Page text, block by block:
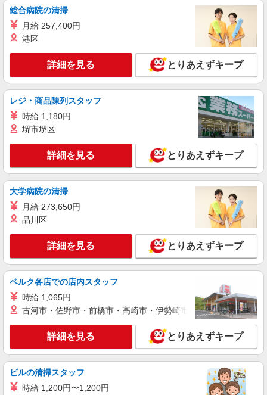
株式会社日本パーソナルビジネス 首都圏支社（T11_104）
≪携帯販売｜家電量販店のauコーナー≫
時給1700円〜1800円 ◆交通費規定支給◆直雇
神奈川県厚木市林
キープ 詳細を見る
派遣社員
株式会社日本パーソナルビジネス 首都圏支社（T11_606）
≪携帯販売｜家電量販店のソフトバンクコーナ
ー≫
時給1500円 ◆交通費規定支給
神奈川県厚木市
キープ 詳細を見る
正社員
株式会社ケーズホールディングス
接客スタッフ(総合職)
大卒：基本給 260,000円 短大・専門卒：基本
給 240,000円 高卒：基本給 225,000円 ※上記
は2026年4月実績。 ※経験・年齢などを考慮し、
加給・優遇いたします。 ・各種手当 役職、通勤、
時間外、家族、目標達成、資格 等
店舗名：厚木店 住所：神奈川県厚木市田村町1
番26号 ※入社時の人員状況により、近隣の他店舗
へ配属される可能性がございます。 ※入社数年後
は、関東全域（茨城県、東京都、千葉県、埼玉
県、神奈川県、栃木県、群馬県）及び山梨県内で
の転居を伴う転勤があります。
キープ 詳細を見る
派遣社員
株式会社日本パーソナルビジネス 首都圏支社（T11_1352）
≪携帯販売｜家電量販店のソフトバンクコーナ
総合病院の清掃
月給 257,400円
港区
詳細を見る とりあえずキープ
レジ・商品陳列スタッフ
時給 1,180円
堺市堺区
詳細を見る とりあえずキープ
大学病院の清掃
月給 273,650円
品川区
詳細を見る とりあえずキープ
ベルク各店での店内スタッフ
時給 1,065円
古河市・佐野市・前橋市・高崎市・伊勢崎市・太田市・館林市
詳細を見る とりあえずキープ
ビルの清掃スタッフ
時給 1,200円〜1,200円